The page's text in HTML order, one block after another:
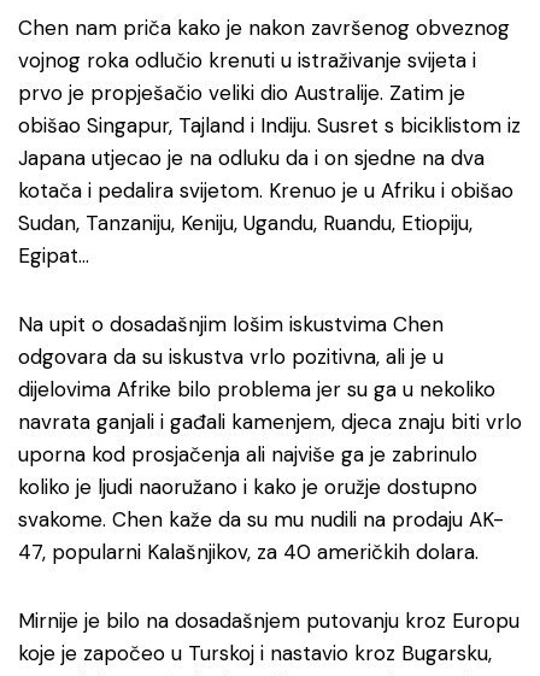
Chen nam priča kako je nakon završenog obveznog
vojnog roka odlučio krenuti u istraživanje svijeta i
prvo je propješačio veliki dio Australije. Zatim je
obišao Singapur, Tajland i Indiju. Susret s biciklistom iz
Japana utjecao je na odluku da i on sjedne na dva
kotača i pedalira svijetom. Krenuo je u Afriku i obišao
Sudan, Tanzaniju, Keniju, Ugandu, Ruandu, Etiopiju,
Egipat…
Na upit o dosadašnjim lošim iskustvima Chen
odgovara da su iskustva vrlo pozitivna, ali je u
dijelovima Afrike bilo problema jer su ga u nekoliko
navrata ganjali i gađali kamenjem, djeca znaju biti vrlo
uporna kod prosjačenja ali najviše ga je zabrinulo
koliko je ljudi naoružano i kako je oružje dostupno
svakome. Chen kaže da su mu nudili na prodaju AK-
47, popularni Kalašnjikov, za 40 američkih dolara.
Mirnije je bilo na dosadašnjem putovanju kroz Europu
koje je započeo u Turskoj i nastavio kroz Bugarsku,